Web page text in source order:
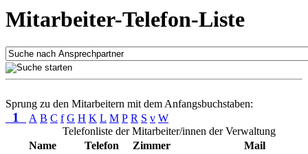
Mitarbeiter-Telefon-Liste
Sprung zu den Mitarbeitern mit dem Anfangsbuchstaben:
1 A B C f G H K L M P R S v W
Telefonliste der Mitarbeiter/innen der Verwaltung
Name
Telefon Zimmer Mail